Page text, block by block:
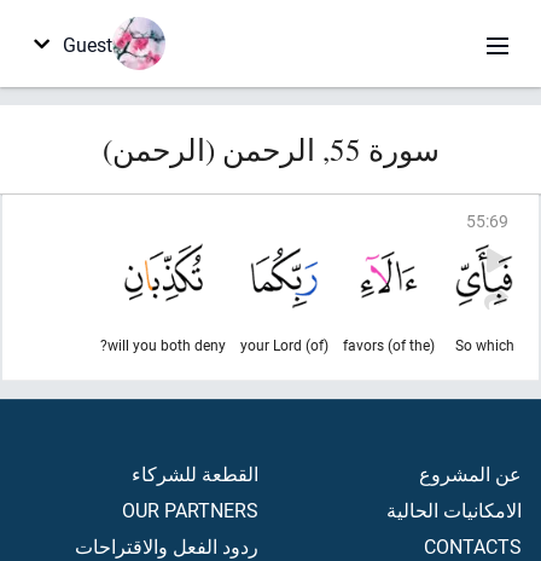
Guest
سورة 55, الرحمن (الرحمن)
55:69
So which
(of the) favors
(of) your Lord
will you both deny?
عن المشروع
الامكانيات الحالية
CONTACTS
القطعة للشركاء
OUR PARTNERS
ردود الفعل والاقتراحات